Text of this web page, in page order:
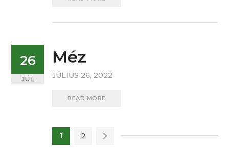
26
JÚL
Méz
JÚLIUS 26, 2022
READ MORE
1 2